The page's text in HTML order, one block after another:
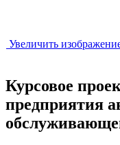
Увеличить
Курсовое
предприятия